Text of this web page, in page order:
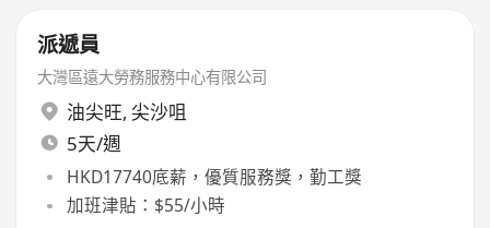
派遞員
大灣區遠大勞務服務中心有限公司
油尖旺, 尖沙咀
5天/週
HKD17740底薪，優質服務獎，勤工獎
加班津貼：$55/小時